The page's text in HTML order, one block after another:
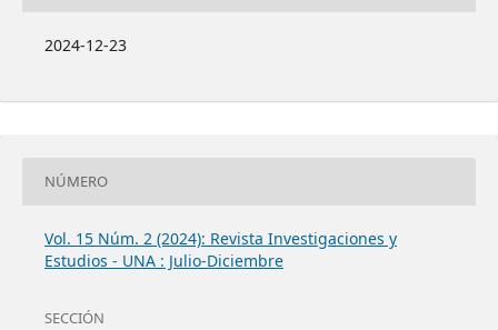
2024-12-23
NÚMERO
Vol. 15 Núm. 2 (2024): Revista Investigaciones y
Estudios - UNA : Julio-Diciembre
SECCIÓN